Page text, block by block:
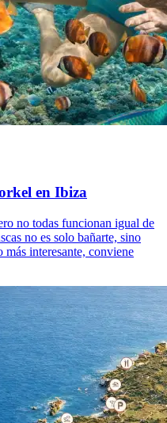
en Ibiza
no todas funcionan igual de
no es solo bañarte, sino
interesante, conviene